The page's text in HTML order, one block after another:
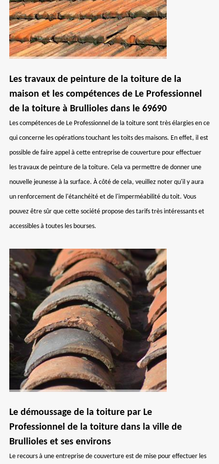
Les travaux de peinture de la toiture de la
maison et les compétences de Le Professionnel
de la toiture à Brullioles dans le 69690
Les compétences de Le Professionnel de la toiture sont très élargies en ce
qui concerne les opérations touchant les toits des maisons. En effet, il est
possible de faire appel à cette entreprise de couverture pour effectuer
les travaux de peinture de la toiture. Cela va permettre de donner une
nouvelle jeunesse à la surface. À côté de cela, veuillez noter qu'il y aura
un renforcement de l'étanchéité et de l'imperméabilité du toit. Vous
pouvez être sûr que cette société propose des tarifs très intéressants et
accessibles à toutes les bourses.
Le démoussage de la toiture par Le
Professionnel de la toiture dans la ville de
Brullioles et ses environs
Le recours à une entreprise de couverture est de mise pour effectuer les